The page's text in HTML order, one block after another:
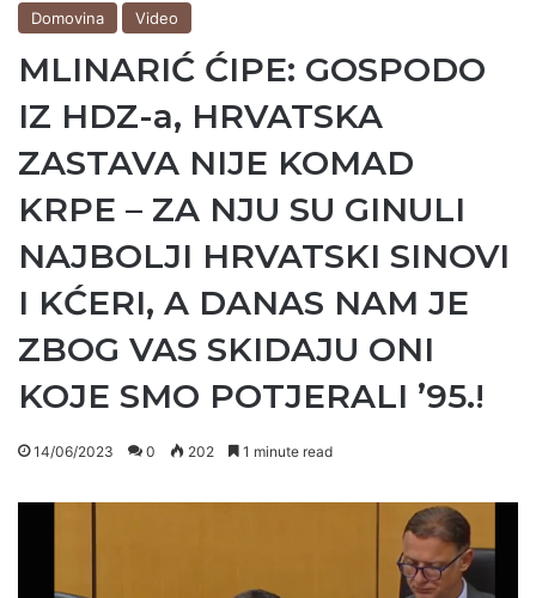
Domovina Video
MLINARIĆ ĆIPE: GOSPODO
IZ HDZ-a, HRVATSKA
ZASTAVA NIJE KOMAD
KRPE – ZA NJU SU GINULI
NAJBOLJI HRVATSKI SINOVI
I KĆERI, A DANAS NAM JE
ZBOG VAS SKIDAJU ONI
KOJE SMO POTJERALI ’95.!
14/06/2023 0 202 1 minute read